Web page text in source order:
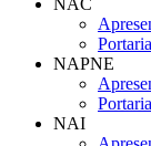
NAC
NAPNE
NAI